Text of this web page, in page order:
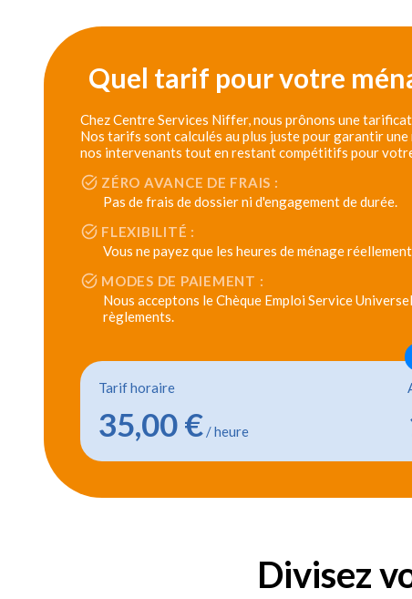
Quel tarif pour votre
Chez Centre Services Niffer, nous prônons une
Nos tarifs sont calculés au plus juste pour garantir
nos intervenants tout en restant compétitifs pour
ZÉRO AVANCE DE FRAIS :
Pas de frais de dossier ni d'engagement de durée.
FLEXIBILITÉ :
Vous ne payez que les heures de ménage
MODES DE PAIEMENT :
Nous acceptons le Chèque Emploi Service
règlements.
Tarif horaire
35,00 € / heure
Divisez